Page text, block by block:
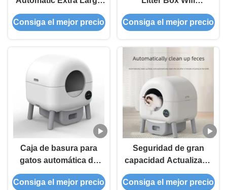
Cleaning Odor Removal
Cat Litter Box Anti-
Consiga el mejor precio
Automatic Scoop Fully
Automatic Cat Toilet Pet
Consiga el mejor precio
Caja de basura para
gatos automática de
limpieza automática
inteligente y
Consiga el mejor precio
Seguridad de gran
capacidad Actualizado
Autolimpieza
automática Control
Consiga el mejor precio